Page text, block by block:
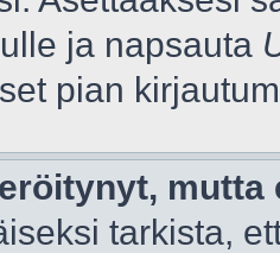
ja napsauta
pian
tarkista,